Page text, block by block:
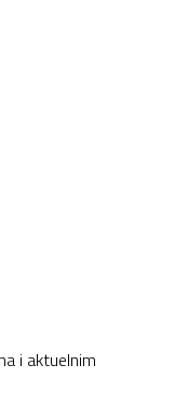
i aktuelnim